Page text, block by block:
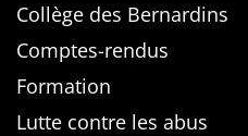
Collège des Bernardins
Comptes-rendus
Formation
Lutte contre les abus